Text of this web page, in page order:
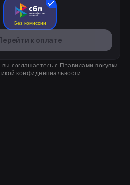
Без комиссии
к оплате
соглашаетесь с Правилами покупки
конфиденциальности .